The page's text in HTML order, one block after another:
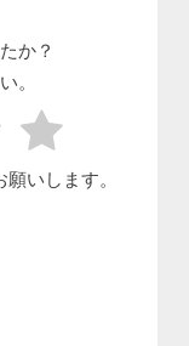
か？
。
いします。